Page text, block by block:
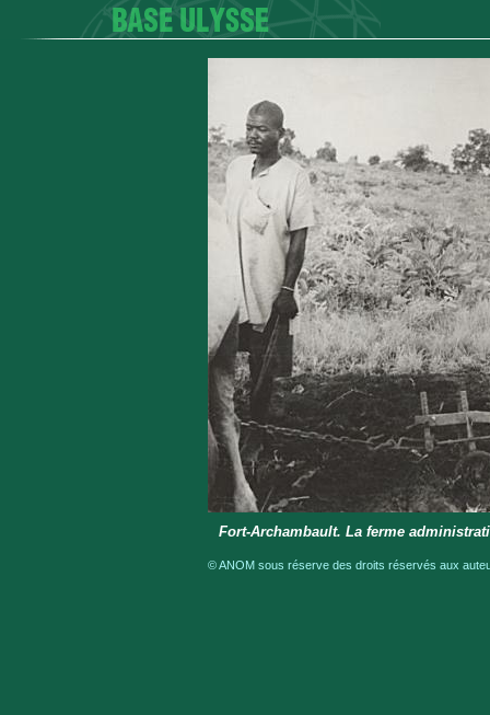
Fort-Archambault. La ferme
© ANOM sous réserve des droits réservés aux